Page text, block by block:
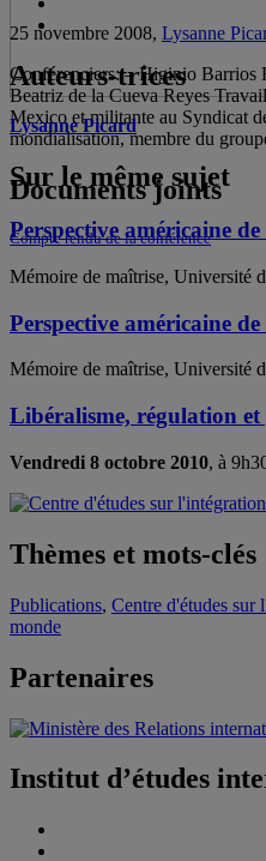
25 novembre 2008, Lysanne
Conférenciers: – Higinio Barrios
Beatriz de la Cueva Reyes
Mexico et militante au Syndicat
mondialisation, membre du
Documents joints
Compte rendu de la conférence
Auteurs-trices
Lysanne Picard
Sur le même sujet
Perspective américaine
Mémoire de maîtrise, Université
Perspective américaine
Mémoire de maîtrise, Université
Libéralisme, régulation
Vendredi 8 octobre 2010, à
Thèmes et mots-clés
Publications, Centre d'études
monde
Partenaires
Institut d’études